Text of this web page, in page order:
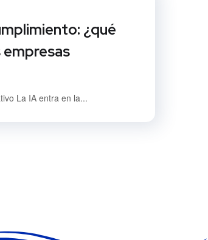
¿qué
La IA entra en la...